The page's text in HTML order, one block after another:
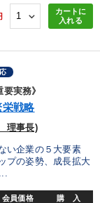
カートに
入れる
実務》
戦略
理事長)
い企業の５大要素
プの姿勢、成長拡大
会員価格 購 入